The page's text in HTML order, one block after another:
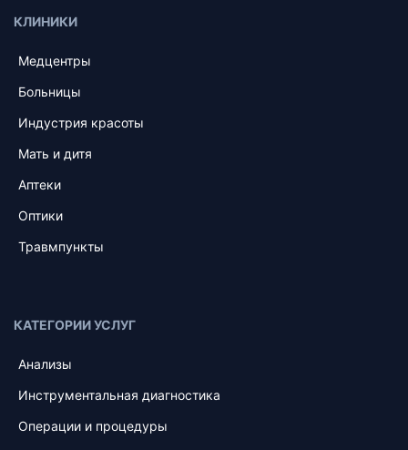
КЛИНИКИ
Медцентры
Больницы
Индустрия красоты
Мать и дитя
Аптеки
Оптики
Травмпункты
КАТЕГОРИИ УСЛУГ
Анализы
Инструментальная диагностика
Операции и процедуры